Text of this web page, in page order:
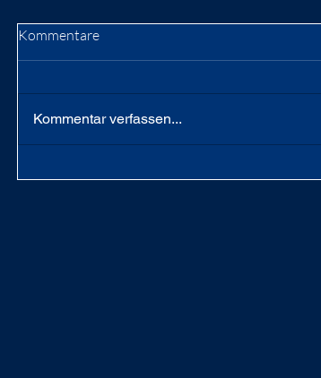
Kommentare
Kommentar verfassen...